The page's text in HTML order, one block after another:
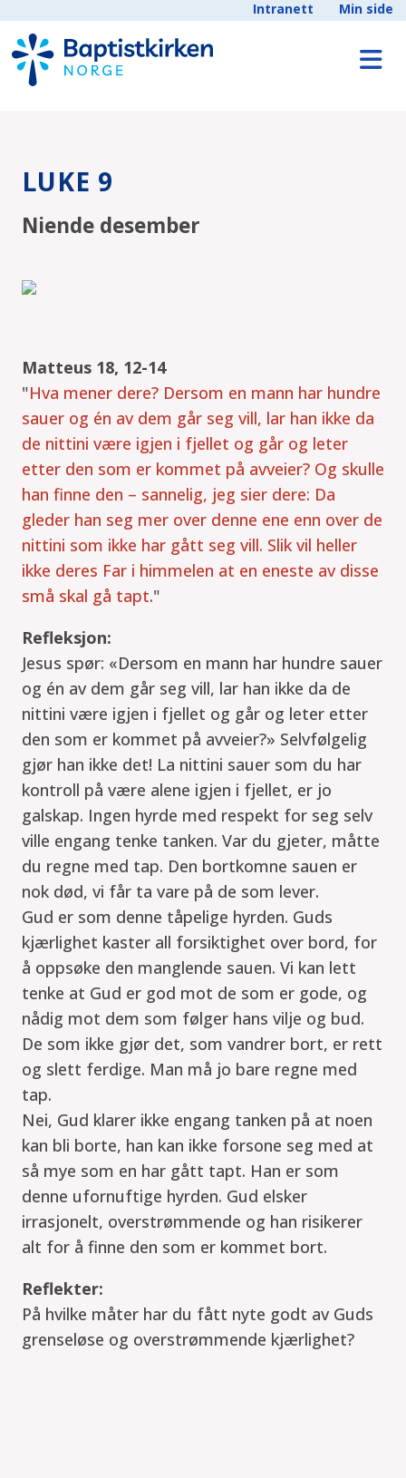
Intranett Min side
LUKE 9
Niende desember
Matteus 18, 12-14
"Hva mener dere? Dersom en mann har hundre
sauer og én av dem går seg vill, lar han ikke da
de nittini være igjen i fjellet og går og leter
etter den som er kommet på avveier? Og skulle
han finne den – sannelig, jeg sier dere: Da
gleder han seg mer over denne ene enn over de
nittini som ikke har gått seg vill. Slik vil heller
ikke deres Far i himmelen at en eneste av disse
små skal gå tapt."
Refleksjon:
Jesus spør: «Dersom en mann har hundre sauer
og én av dem går seg vill, lar han ikke da de
nittini være igjen i fjellet og går og leter etter
den som er kommet på avveier?» Selvfølgelig
gjør han ikke det! La nittini sauer som du har
kontroll på være alene igjen i fjellet, er jo
galskap. Ingen hyrde med respekt for seg selv
ville engang tenke tanken. Var du gjeter, måtte
du regne med tap. Den bortkomne sauen er
nok død, vi får ta vare på de som lever.
Gud er som denne tåpelige hyrden. Guds
kjærlighet kaster all forsiktighet over bord, for
å oppsøke den manglende sauen. Vi kan lett
tenke at Gud er god mot de som er gode, og
nådig mot dem som følger hans vilje og bud.
De som ikke gjør det, som vandrer bort, er rett
og slett ferdige. Man må jo bare regne med
tap.
Nei, Gud klarer ikke engang tanken på at noen
kan bli borte, han kan ikke forsone seg med at
så mye som en har gått tapt. Han er som
denne ufornuftige hyrden. Gud elsker
irrasjonelt, overstrømmende og han risikerer
alt for å finne den som er kommet bort.
Reflekter:
På hvilke måter har du fått nyte godt av Guds
grenseløse og overstrømmende kjærlighet?